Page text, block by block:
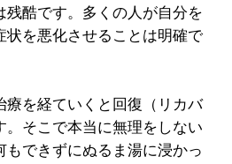
残酷です。多くの人が自分を
状を悪化させることは明確で
を経ていくと回復（リカバ
。そこで本当に無理をしない
もできずにぬるま湯に浸かっ